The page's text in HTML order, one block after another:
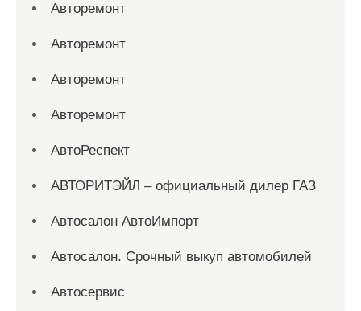
Авторемонт
Авторемонт
Авторемонт
Авторемонт
АвтоРеспект
АВТОРИТЭЙЛ – официальный дилер ГАЗ
Автосалон АвтоИмпорт
Автосалон. Срочный выкуп автомобилей
Автосервис